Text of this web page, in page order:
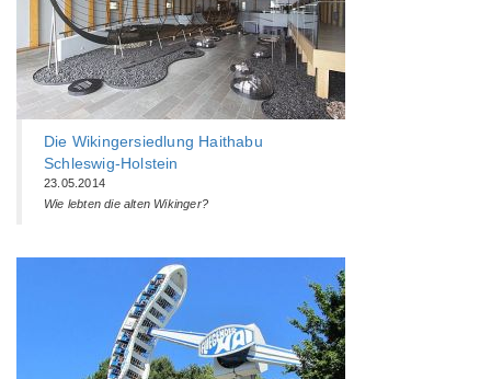
Die Wikingersiedlung Haithabu
Schleswig-Holstein
23.05.2014
Wie lebten die alten Wikinger?